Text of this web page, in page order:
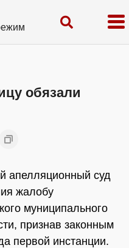
обязали
апелляционный суд
жалобу
муниципального
признав законным
первой инстанции.